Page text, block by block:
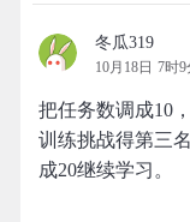
冬瓜319
10月18日 7时9
把任务数调成10
训练挑战得第三
成20继续学习。